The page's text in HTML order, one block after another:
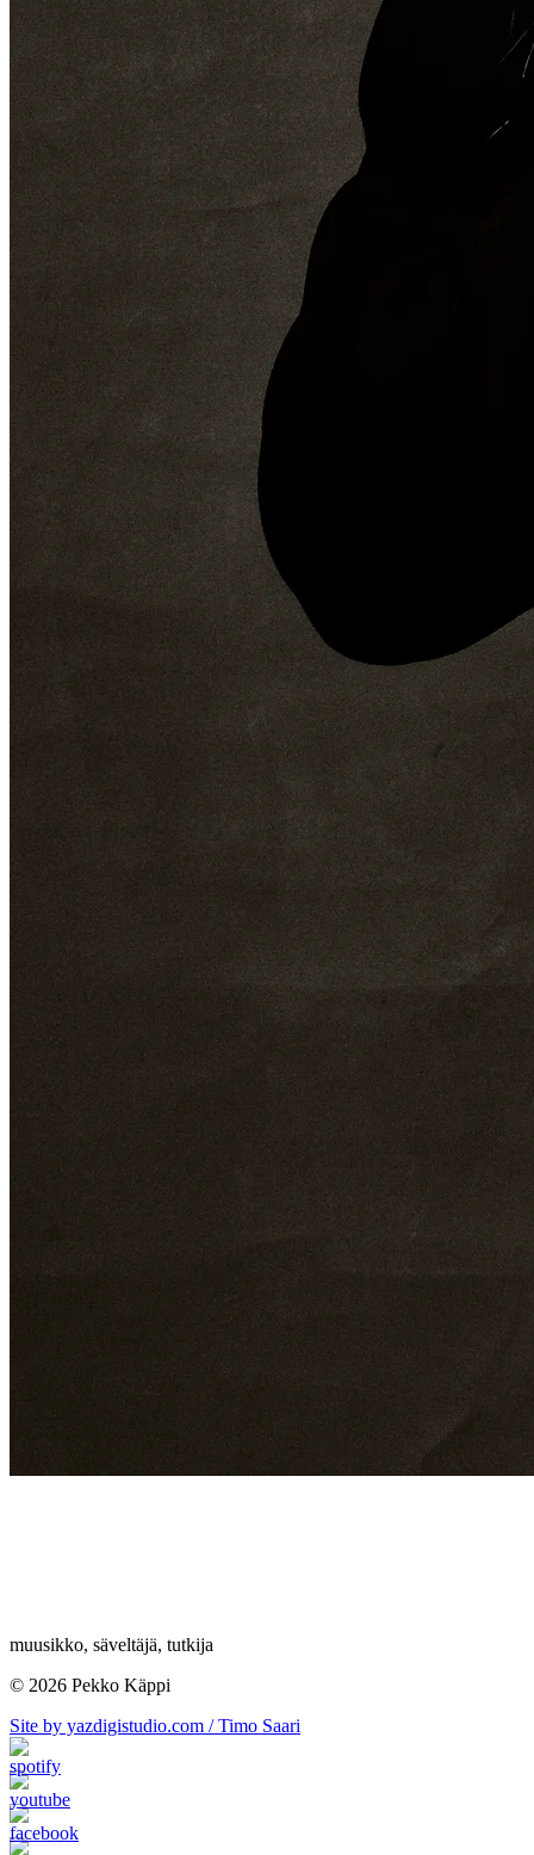
muusikko, säveltäjä, tutkija
© 2026 Pekko Käppi
Site by yazdigistudio.com / Timo Saari